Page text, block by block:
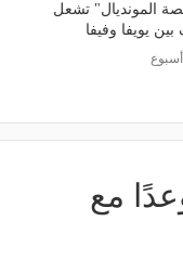
المونديال" تشعل
بين يويفا وفيفا
مع